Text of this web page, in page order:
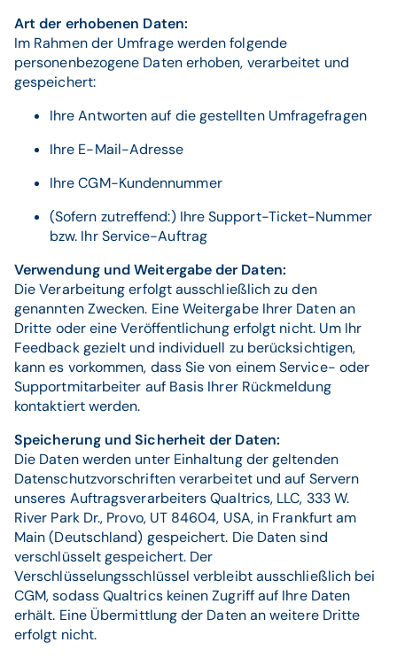
Art der erhobenen Daten:
Im Rahmen der Umfrage werden folgende
personenbezogene Daten erhoben, verarbeitet und
gespeichert:
Ihre Antworten auf die gestellten Umfragefragen
Ihre E-Mail-Adresse
Ihre CGM-Kundennummer
(Sofern zutreffend:) Ihre Support-Ticket-Nummer
bzw. Ihr Service-Auftrag
Verwendung und Weitergabe der Daten:
Die Verarbeitung erfolgt ausschließlich zu den
genannten Zwecken. Eine Weitergabe Ihrer Daten an
Dritte oder eine Veröffentlichung erfolgt nicht. Um Ihr
Feedback gezielt und individuell zu berücksichtigen,
kann es vorkommen, dass Sie von einem Service- oder
Supportmitarbeiter auf Basis Ihrer Rückmeldung
kontaktiert werden.
Speicherung und Sicherheit der Daten:
Die Daten werden unter Einhaltung der geltenden
Datenschutzvorschriften verarbeitet und auf Servern
unseres Auftragsverarbeiters Qualtrics, LLC, 333 W.
River Park Dr., Provo, UT 84604, USA, in Frankfurt am
Main (Deutschland) gespeichert. Die Daten sind
verschlüsselt gespeichert. Der
Verschlüsselungsschlüssel verbleibt ausschließlich bei
CGM, sodass Qualtrics keinen Zugriff auf Ihre Daten
erhält. Eine Übermittlung der Daten an weitere Dritte
erfolgt nicht.